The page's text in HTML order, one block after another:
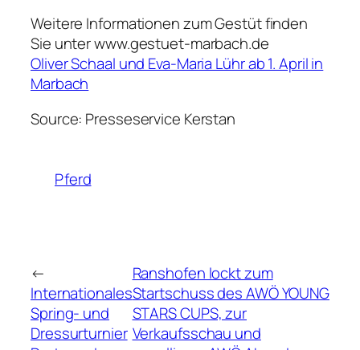
Weitere Informationen zum Gestüt finden
Sie unter www.gestuet-marbach.de
Oliver Schaal und Eva-Maria Lühr ab 1. April in
Marbach
Source: Presseservice Kerstan
Pferd
←
Internationales
Spring- und
Dressurturnier
Ranshofen lockt zum
Startschuss des AWÖ YOUNG
STARS CUPS, zur
Verkaufsschau und